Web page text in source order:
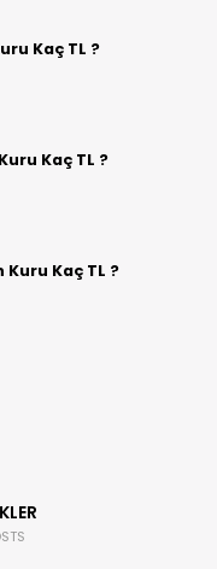
Kaç TL ?
Kaç TL ?
Kaç TL ?